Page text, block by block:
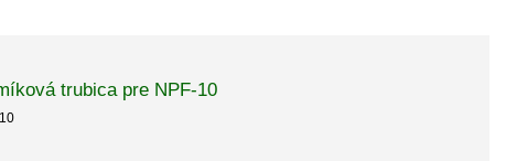
trubica pre NPF-10